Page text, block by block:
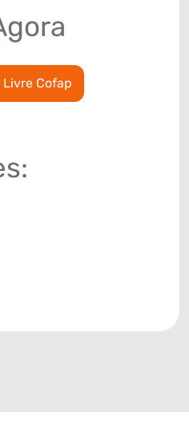
Livre Cofap